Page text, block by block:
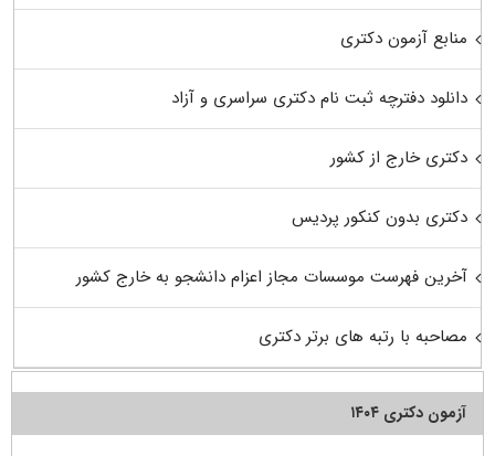
منابع آزمون دکتری
دانلود دفترچه ثبت نام دکتری سراسری و آزاد
دکتری خارج از کشور
دکتری بدون کنکور پردیس
آخرین فهرست موسسات مجاز اعزام دانشجو به خارج کشور
مصاحبه با رتبه های برتر دکتری
آزمون دکتری ۱۴۰۴